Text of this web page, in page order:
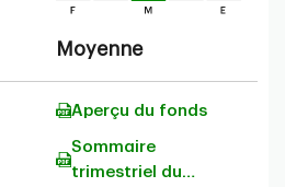
Moyenne
Aperçu du fonds
Sommaire
trimestriel du